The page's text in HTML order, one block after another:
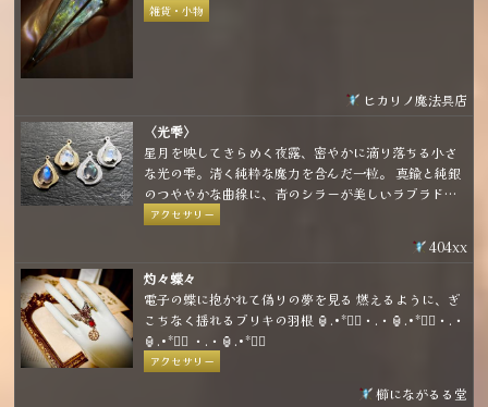
雑貨・小物
ヒカリノ魔法具店
〈光雫〉
星月を映してきらめく夜露、密やかに滴り落ちる小さ
な光の雫。清く純粋な魔力を含んだ一粒。 真鍮と純銀
のつややかな曲線に、青のシラーが美しいラブラドラ
イトとレインボームーンストーンを合わせた小粒なア
ーチから選べて、お好きな形態で身に着けることがで
きます。
アクセサリー
404xx
灼々蝶々
電子の蝶に抱かれて偽りの夢を見る 燃えるように、ぎ
こちなく揺れるブリキの羽根 🏮.•*❤️‍🔥・.・🏮.•*❤️‍🔥・.・
🏮.•*❤️‍🔥 ・.・🏮.•*❤️‍🔥
アクセサリー
櫛にながるる堂